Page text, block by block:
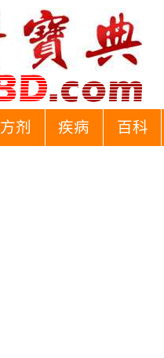
方剂 疾病 百科